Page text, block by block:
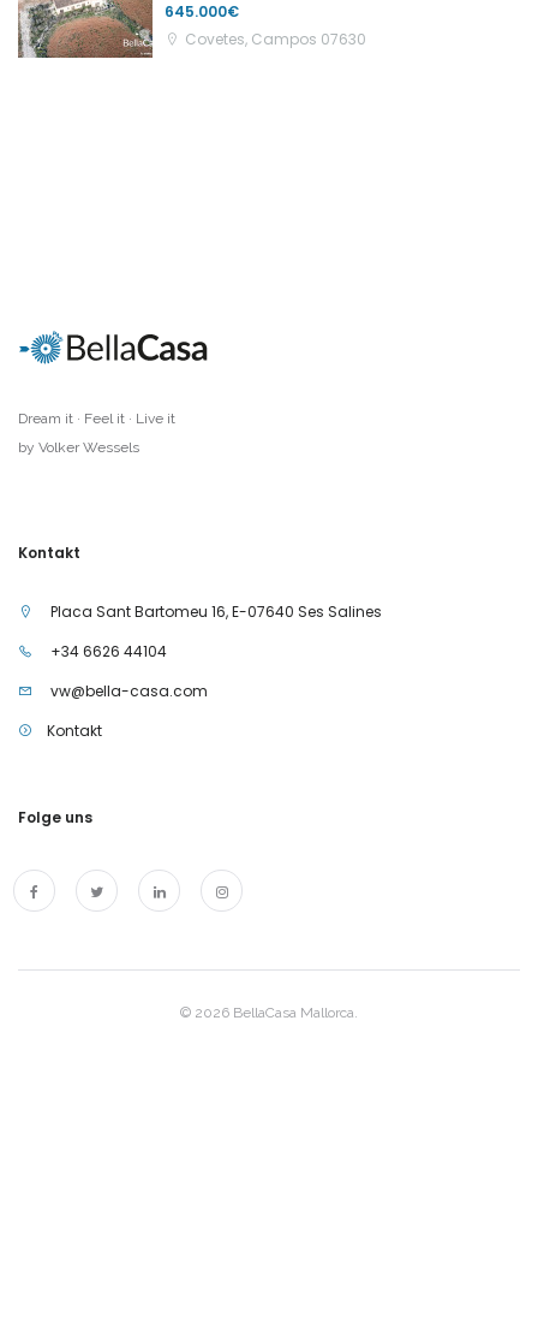
645.000€
Covetes, Campos 07630
Dream it · Feel it · Live it
by Volker Wessels
Kontakt
Placa Sant Bartomeu 16, E-07640 Ses Salines
+34 6626 44104
vw@bella-casa.com
Kontakt
Folge uns
© 2026 BellaCasa Mallorca.